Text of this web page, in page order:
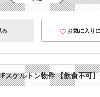
る お気に入り
スケルトン物件 【飲食不可